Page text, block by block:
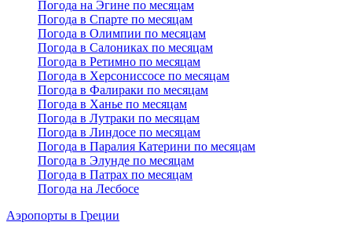
Погода на Эгине по месяцам
Погода в Спарте по месяцам
Погода в Олимпии по месяцам
Погода в Салониках по месяцам
Погода в Ретимно по месяцам
Погода в Херсониссосе по месяцам
Погода в Фалираки по месяцам
Погода в Ханье по месяцам
Погода в Лутраки по месяцам
Погода в Линдосе по месяцам
Погода в Паралия Катерини по месяцам
Погода в Элунде по месяцам
Погода в Патрах по месяцам
Погода на Лесбосе
Аэропорты в Греции